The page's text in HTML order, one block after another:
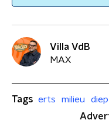
Villa VdB
MAX
Tags erts milieu